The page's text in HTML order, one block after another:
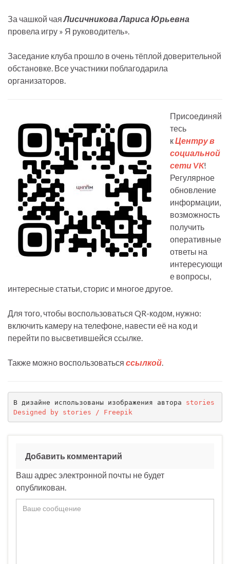
За чашкой чаяЛисичникова Лариса Юрьевна
провела игру » Я руководитель».
Заседание клуба прошло в очень тёплой доверительной
обстановке. Все участники поблагодарила
организаторов.
Присоединяй
тесь
кЦентру в
социальной
сети VK!
Регулярное
обновление
информации,
возможность
получить
оперативные
ответы на
интересующи
е вопросы,
интересные статьи, сторис и многое другое.
Для того, чтобы воспользоваться QR-кодом, нужно:
включить камеру на телефоне, навести её на код и
перейти по высветившейся ссылке.
Также можно воспользоваться ссылкой.
В дизайне использованы изображения автора stories
Designed by stories / Freepik
Добавить комментарий
Ваш адрес электронной почты не будет
опубликован.